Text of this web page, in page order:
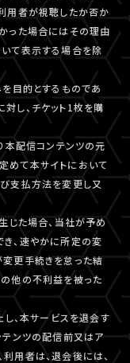
用者が視聴したか否か
った場合にはその理由
て表示する場合を除
目的とするものであ
対し、チケット1枚を購
本配信コンテンツの元
めて本サイトにおいて
支払方法を変更し又
じた場合、当社が予め
、速やかに所定の変
更手続きを怠った結
他の不利益を被った
、本サービスを退会す
テンツの配信前又はア
用者は、退会後には、